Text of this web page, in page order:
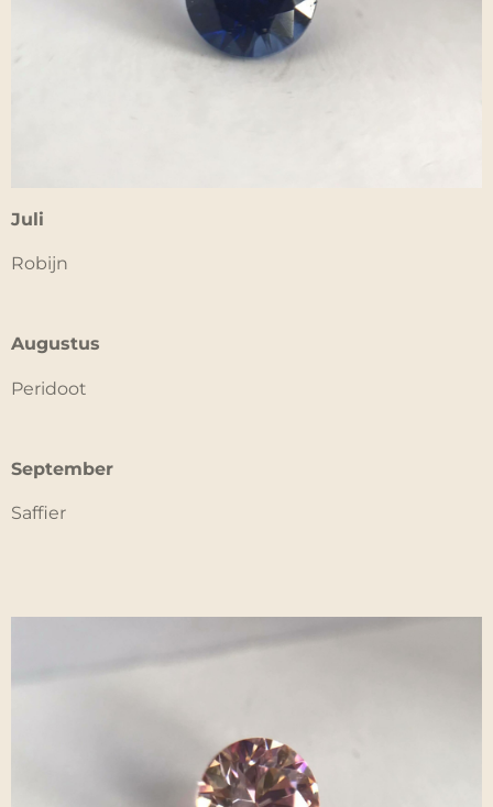
Juli
Robijn
Augustus
Peridoot
September
Saffier